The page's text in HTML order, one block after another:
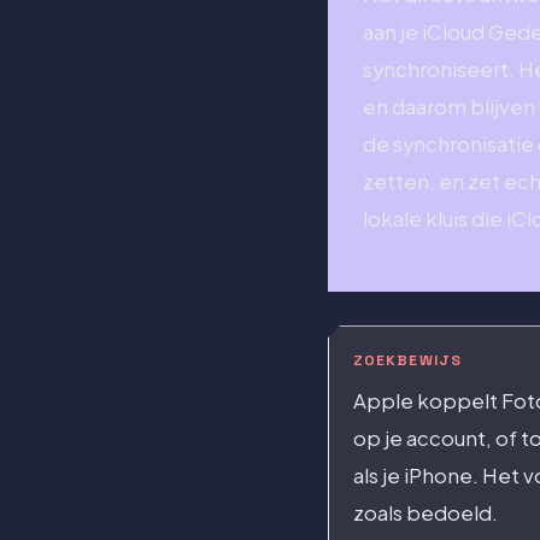
aan je iCloud
synchroniseert.
en daarom
de
zetten, en zet
lokale kluis die
ZOEKBEWIJS
Apple koppelt
op je account, of
als je iPhone. Het
zoals bedoeld.